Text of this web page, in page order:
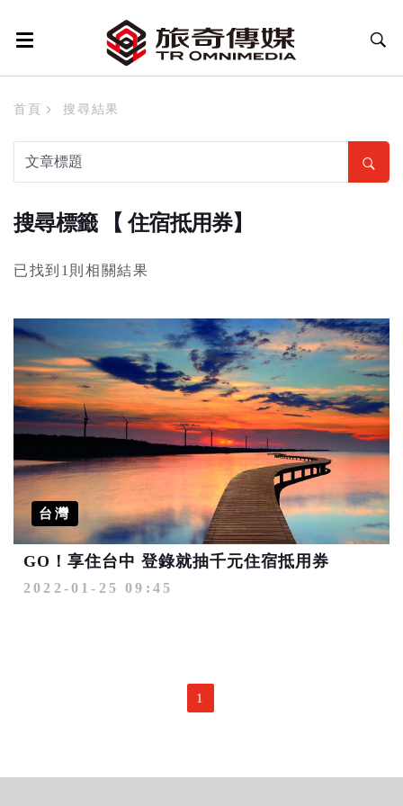
首頁 搜尋結果
搜尋標籤 【 住宿抵用券】
已找到1則相關結果
台灣
GO！享住台中 登錄就抽千元住宿抵用券
2022-01-25 09:45
1